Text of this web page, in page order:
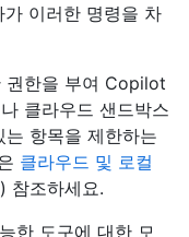
이러한 명령을 차
권한을 부여 Copilot
클라우드 샌드박스
항목을 제한하는
클라우드 및 로컬
참조하세요.
한 도구에 대한 모